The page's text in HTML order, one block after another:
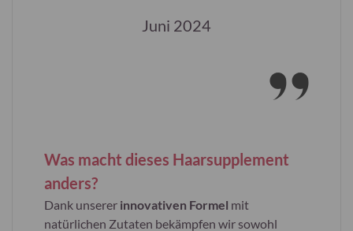
Juni 2024
Was macht dieses Haarsupplement
anders?
Dank unserer innovativen Formel mit
natürlichen Zutaten bekämpfen wir sowohl